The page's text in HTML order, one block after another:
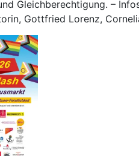
Gleichberechtigung. –
Gottfried Lorenz,